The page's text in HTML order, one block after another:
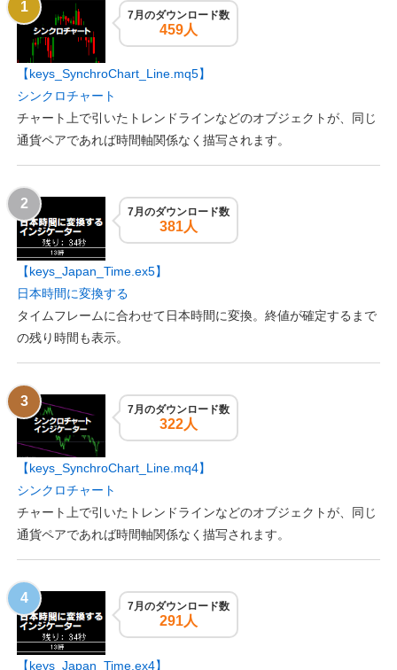
【keys_SynchroChart_Line.mq5】
シンクロチャート
チャート上で引いたトレンドラインなどのオブジェクトが、同じ
通貨ペアであれば時間軸関係なく描写されます。
7月のダウンロード数
459人
【keys_Japan_Time.ex5】
日本時間に変換する
タイムフレームに合わせて日本時間に変換。終値が確定するまで
の残り時間も表示。
7月のダウンロード数
381人
【keys_SynchroChart_Line.mq4】
シンクロチャート
チャート上で引いたトレンドラインなどのオブジェクトが、同じ
通貨ペアであれば時間軸関係なく描写されます。
7月のダウンロード数
322人
【keys_Japan_Time.ex4】
7月のダウンロード数
291人